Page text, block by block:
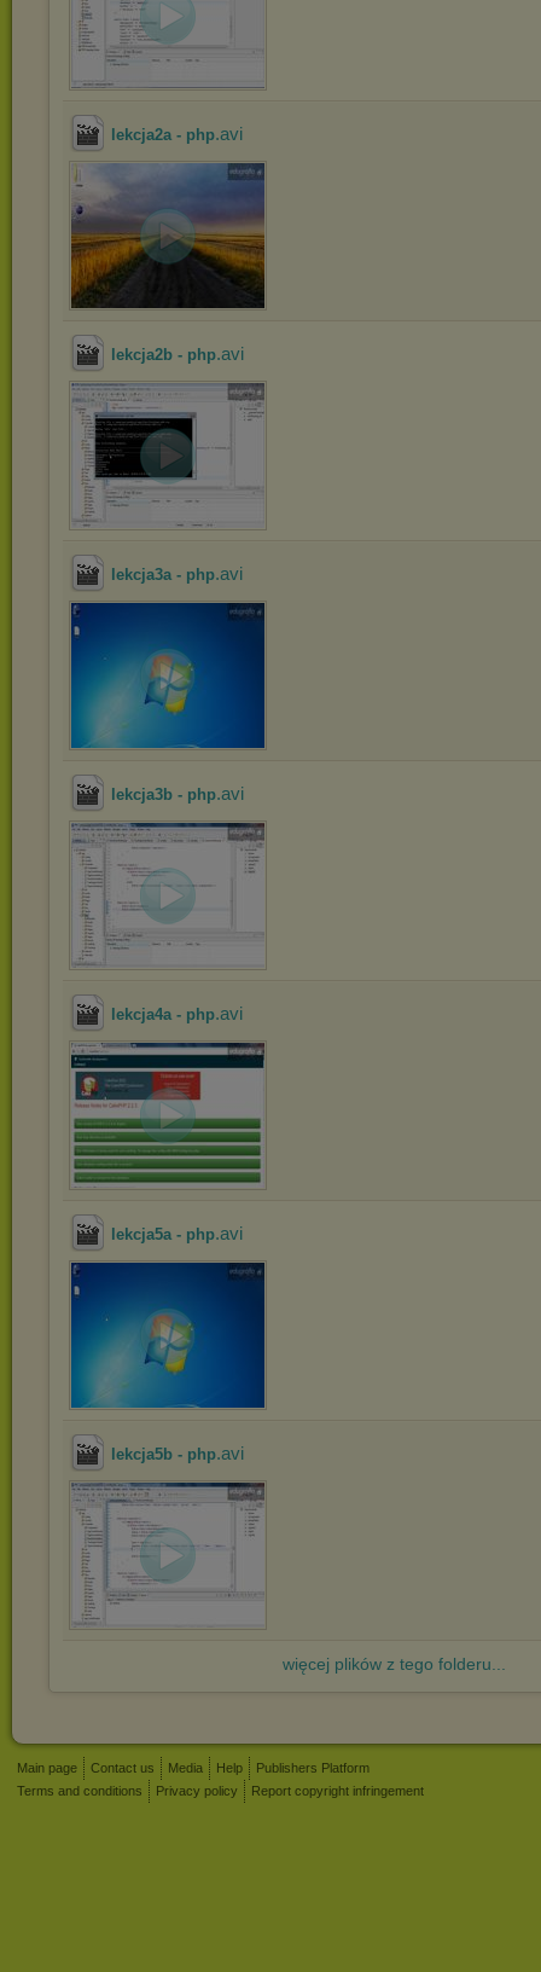
lekcja2a - php.avi
lekcja2b - php.avi
lekcja3a - php.avi
lekcja3b - php.avi
lekcja4a - php.avi
lekcja5a - php.avi
lekcja5b - php.avi
więcej plików z tego folderu...
Main page Contact us Media Help
Publishers Platform
Terms and conditions
Privacy policy Report copyright infringement